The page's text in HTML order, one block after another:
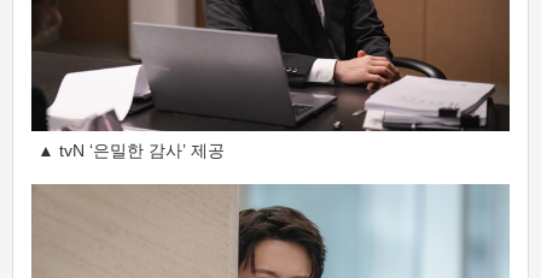
▲ tvN ‘은밀한 감사’ 제공